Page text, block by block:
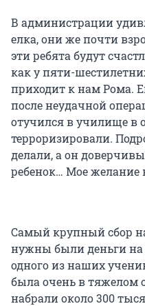
В администрации
елка, они же почти
эти ребята будут
как у пяти-
приходит к нам Рома.
после неудачной
отучился в училище в
терроризировали.
делали, а он
ребенок… Мое
Самый крупный сбор
нужны были деньги
одного из наших
была очень в тяжелом
набрали около 300